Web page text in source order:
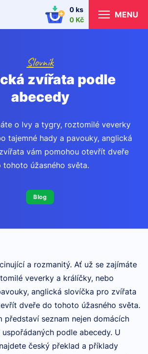
0 ks
0 Kč
MENU
Slovník
zvířata podle
abecedy
o lvy a tygry, roztomilé veverky
tajemné hady a pavouky, anglická
vám pomohou otevřít dveře
tohoto úžasného světa.
Blog
a rozmanitý. Ať už se zajímáte
veverky a králíčky, nebo
anglická slovíčka pro zvířata
dveře do tohoto úžasného světa.
představí seznam nejen domácích
podle abecedy. U
český překlad a příklady